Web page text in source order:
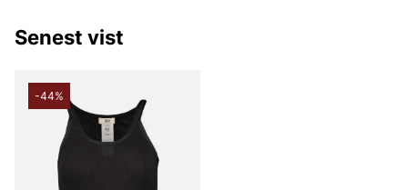
kvinder, der søger en balance mellem komfort og stil.
Rosemunde – Feminint modetøj til
outletpriser.
På Vingåkers Factory Outlet finder du et nøje udvalgt
Senest vist
-44%